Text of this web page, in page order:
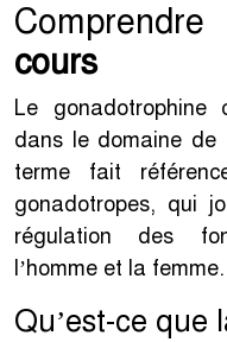
Comprendre
cours
Le gonadotrophine
dans le domaine de
terme fait
gonadotropes, qui
régulation des
l’homme et la femme.
Qu’est-ce que